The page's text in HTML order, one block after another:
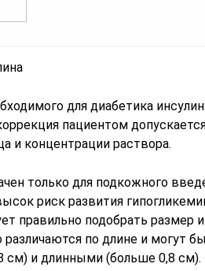
для диабетика
пациентом
и концентрации раствора.
только для подкожного
риск развития
правильно подобрать размер
различаются по длине и могут
см) и длинными (больше 0,8 см).